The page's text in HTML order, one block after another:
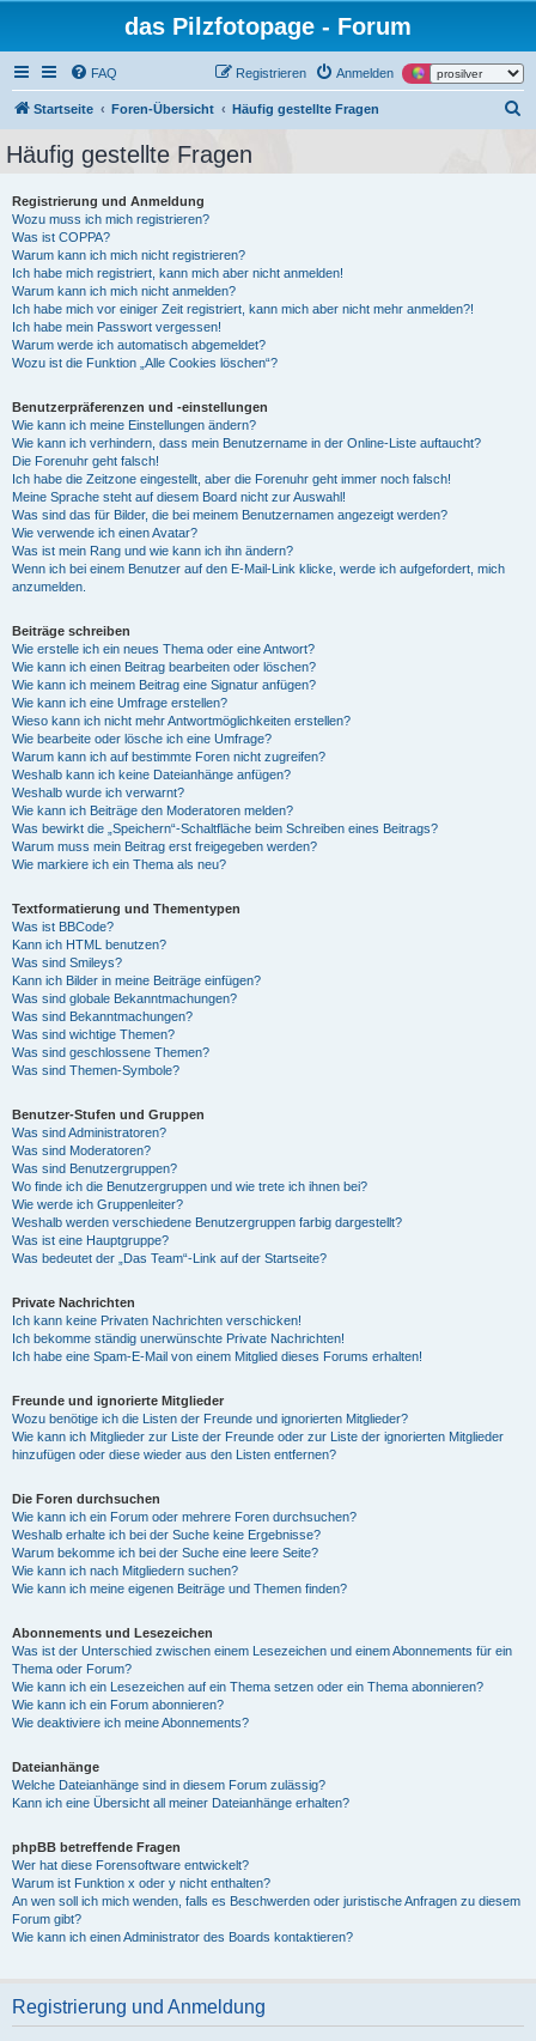
das Pilzfotopage - Forum
FAQ Anmelden
Registrieren
Startseite Foren-Übersicht Häufig gestellte Fragen
Häufig gestellte Fragen
Registrierung und Anmeldung
Wozu muss ich mich registrieren?
Was ist COPPA?
Warum kann ich mich nicht registrieren?
Ich habe mich registriert, kann mich aber nicht anmelden!
Warum kann ich mich nicht anmelden?
Ich habe mich vor einiger Zeit registriert, kann mich aber nicht mehr anmelden?!
Ich habe mein Passwort vergessen!
Warum werde ich automatisch abgemeldet?
Wozu ist die Funktion „Alle Cookies löschen“?
Benutzerpräferenzen und -einstellungen
Wie kann ich meine Einstellungen ändern?
Wie kann ich verhindern, dass mein Benutzername in der Online-Liste auftaucht?
Die Forenuhr geht falsch!
Ich habe die Zeitzone eingestellt, aber die Forenuhr geht immer noch falsch!
Meine Sprache steht auf diesem Board nicht zur Auswahl!
Was sind das für Bilder, die bei meinem Benutzernamen angezeigt werden?
Wie verwende ich einen Avatar?
Was ist mein Rang und wie kann ich ihn ändern?
Wenn ich bei einem Benutzer auf den E-Mail-Link klicke, werde ich aufgefordert, mich
anzumelden.
Beiträge schreiben
Wie erstelle ich ein neues Thema oder eine Antwort?
Wie kann ich einen Beitrag bearbeiten oder löschen?
Wie kann ich meinem Beitrag eine Signatur anfügen?
Wie kann ich eine Umfrage erstellen?
Wieso kann ich nicht mehr Antwortmöglichkeiten erstellen?
Wie bearbeite oder lösche ich eine Umfrage?
Warum kann ich auf bestimmte Foren nicht zugreifen?
Weshalb kann ich keine Dateianhänge anfügen?
Weshalb wurde ich verwarnt?
Wie kann ich Beiträge den Moderatoren melden?
Was bewirkt die „Speichern“-Schaltfläche beim Schreiben eines Beitrags?
Warum muss mein Beitrag erst freigegeben werden?
Wie markiere ich ein Thema als neu?
Textformatierung und Thementypen
Was ist BBCode?
Kann ich HTML benutzen?
Was sind Smileys?
Kann ich Bilder in meine Beiträge einfügen?
Was sind globale Bekanntmachungen?
Was sind Bekanntmachungen?
Was sind wichtige Themen?
Was sind geschlossene Themen?
Was sind Themen-Symbole?
Benutzer-Stufen und Gruppen
Was sind Administratoren?
Was sind Moderatoren?
Was sind Benutzergruppen?
Wo finde ich die Benutzergruppen und wie trete ich ihnen bei?
Wie werde ich Gruppenleiter?
Weshalb werden verschiedene Benutzergruppen farbig dargestellt?
Was ist eine Hauptgruppe?
Was bedeutet der „Das Team“-Link auf der Startseite?
Private Nachrichten
Ich kann keine Privaten Nachrichten verschicken!
Ich bekomme ständig unerwünschte Private Nachrichten!
Ich habe eine Spam-E-Mail von einem Mitglied dieses Forums erhalten!
Freunde und ignorierte Mitglieder
Wozu benötige ich die Listen der Freunde und ignorierten Mitglieder?
Wie kann ich Mitglieder zur Liste der Freunde oder zur Liste der ignorierten Mitglieder
hinzufügen oder diese wieder aus den Listen entfernen?
Die Foren durchsuchen
Wie kann ich ein Forum oder mehrere Foren durchsuchen?
Weshalb erhalte ich bei der Suche keine Ergebnisse?
Warum bekomme ich bei der Suche eine leere Seite?
Wie kann ich nach Mitgliedern suchen?
Wie kann ich meine eigenen Beiträge und Themen finden?
Abonnements und Lesezeichen
Was ist der Unterschied zwischen einem Lesezeichen und einem Abonnements für ein
Thema oder Forum?
Wie kann ich ein Lesezeichen auf ein Thema setzen oder ein Thema abonnieren?
Wie kann ich ein Forum abonnieren?
Wie deaktiviere ich meine Abonnements?
Dateianhänge
Welche Dateianhänge sind in diesem Forum zulässig?
Kann ich eine Übersicht all meiner Dateianhänge erhalten?
phpBB betreffende Fragen
Wer hat diese Forensoftware entwickelt?
Warum ist Funktion x oder y nicht enthalten?
An wen soll ich mich wenden, falls es Beschwerden oder juristische Anfragen zu diesem
Forum gibt?
Wie kann ich einen Administrator des Boards kontaktieren?
Registrierung und Anmeldung